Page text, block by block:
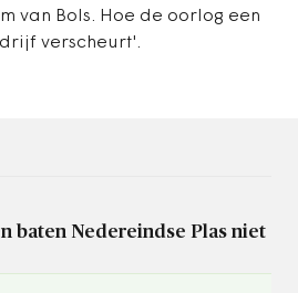
van Bols. Hoe de oorlog een
verscheurt'.
baten Nedereindse Plas niet